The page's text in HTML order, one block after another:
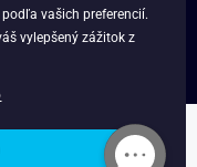
vyhradené. webdesign ©
vašich preferencií.
vylepšený zážitok z